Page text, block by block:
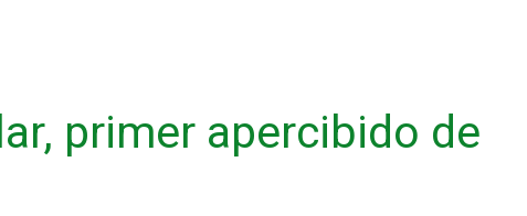
primer apercibido de